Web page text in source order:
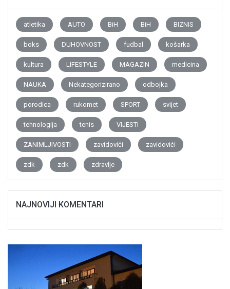
atletika AUTO BiH BiH BIZNIS
boks DUHOVNOST fudbal košarka
kultura LIFESTYLE MAGAZIN medicina
NAUKA Nekategorizirano odbojka
porodica rukomet SPORT svijet
tehnologija tenis VIJESTI
ZANIMLJIVOSTI zavidovići zavidovići
zdk zdk zdravlje
NAJNOVIJI KOMENTARI